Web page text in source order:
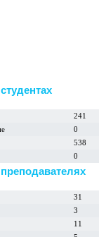
241
0
538
0
31
3
11